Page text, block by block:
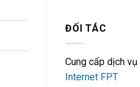
ĐỐI TÁC
Cung cấp dịch vụ
Internet FPT